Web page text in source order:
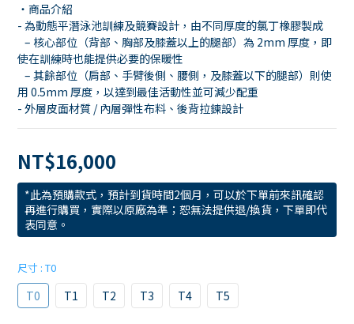
・商品介紹
- 為動態平潛泳池訓練及競賽設計，由不同厚度的氯丁橡膠製成
使在訓練時也能提供必要的保暖性
用 0.5mm 厚度，以達到最佳活動性並可減少配重
- 外層皮面材質 / 內層彈性布料、後背拉鍊設計
NT$16,000
*此為預購款式，預計到貨時間2個月，可以於下單前來訊確認
再進行購買，實際以原廠為準；恕無法提供退/換貨，下單即代
表同意。
尺寸 : T0
T0 T1 T2 T3 T4 T5